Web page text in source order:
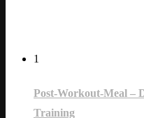
1
Post-Workout-Meal –
Training